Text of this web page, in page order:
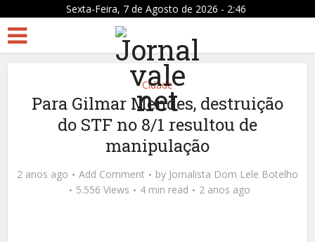
Sexta-Feira, 7 de Agosto de 2026 - 2:46
Cidade
Para Gilmar Mendes, destruição
do STF no 8/1 resultou de
manipulação
2 anos ago Add Comment by Jornalista Dom Lele Botelho
5.556 Views
4 min read 2 anos ago